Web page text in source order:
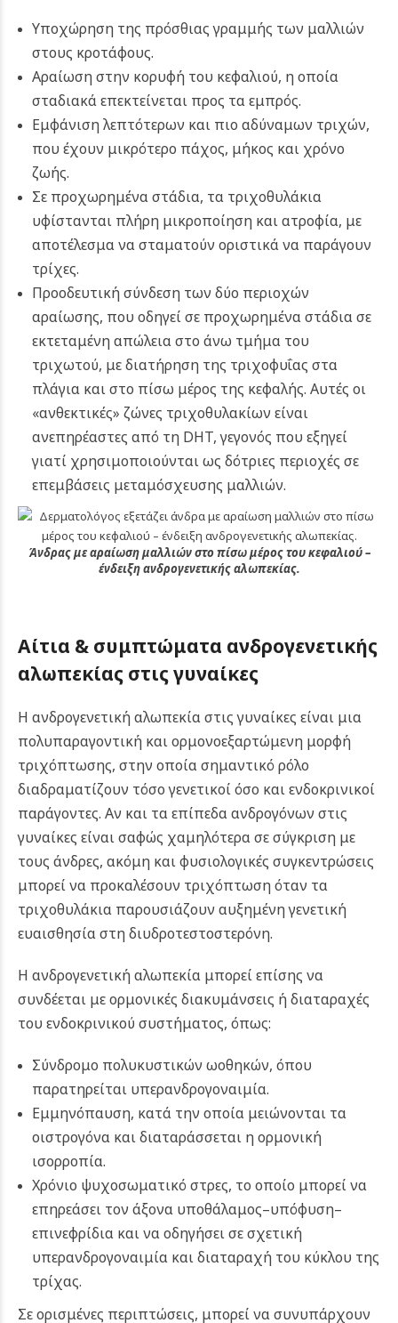
Υποχώρηση της πρόσθιας γραμμής των μαλλιών
στους κροτάφους.
Αραίωση στην κορυφή του κεφαλιού, η οποία
σταδιακά επεκτείνεται προς τα εμπρός.
Εμφάνιση λεπτότερων και πιο αδύναμων τριχών,
που έχουν μικρότερο πάχος, μήκος και χρόνο
ζωής.
Σε προχωρημένα στάδια, τα τριχοθυλάκια
υφίστανται πλήρη μικροποίηση και ατροφία, με
αποτέλεσμα να σταματούν οριστικά να παράγουν
τρίχες.
Προοδευτική σύνδεση των δύο περιοχών
αραίωσης, που οδηγεί σε προχωρημένα στάδια σε
εκτεταμένη απώλεια στο άνω τμήμα του
τριχωτού, με διατήρηση της τριχοφυΐας στα
πλάγια και στο πίσω μέρος της κεφαλής. Αυτές οι
«ανθεκτικές» ζώνες τριχοθυλακίων είναι
ανεπηρέαστες από τη DHT, γεγονός που εξηγεί
γιατί χρησιμοποιούνται ως δότριες περιοχές σε
επεμβάσεις μεταμόσχευσης μαλλιών.
Άνδρας με αραίωση μαλλιών στο πίσω μέρος του κεφαλιού –
ένδειξη ανδρογενετικής αλωπεκίας.
Αίτια & συμπτώματα ανδρογενετικής
αλωπεκίας στις γυναίκες
Η ανδρογενετική αλωπεκία στις γυναίκες είναι μια
πολυπαραγοντική και ορμονοεξαρτώμενη μορφή
τριχόπτωσης, στην οποία σημαντικό ρόλο
διαδραματίζουν τόσο γενετικοί όσο και ενδοκρινικοί
παράγοντες. Αν και τα επίπεδα ανδρογόνων στις
γυναίκες είναι σαφώς χαμηλότερα σε σύγκριση με
τους άνδρες, ακόμη και φυσιολογικές συγκεντρώσεις
μπορεί να προκαλέσουν τριχόπτωση όταν τα
τριχοθυλάκια παρουσιάζουν αυξημένη γενετική
ευαισθησία στη διυδροτεστοστερόνη.
Η ανδρογενετική αλωπεκία μπορεί επίσης να
συνδέεται με ορμονικές διακυμάνσεις ή διαταραχές
του ενδοκρινικού συστήματος, όπως:
Σύνδρομο πολυκυστικών ωοθηκών, όπου
παρατηρείται υπερανδρογοναιμία.
Εμμηνόπαυση, κατά την οποία μειώνονται τα
οιστρογόνα και διαταράσσεται η ορμονική
ισορροπία.
Χρόνιο ψυχοσωματικό στρες, το οποίο μπορεί να
επηρεάσει τον άξονα υποθάλαμος–υπόφυση–
επινεφρίδια και να οδηγήσει σε σχετική
υπερανδρογοναιμία και διαταραχή του κύκλου της
τρίχας.
Σε ορισμένες περιπτώσεις, μπορεί να συνυπάρχουν